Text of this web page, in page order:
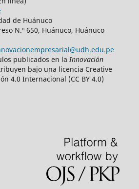
de Huánuco
N.º 650, Huánuco, Huánuco
publicados en la Innovación
bajo una licencia Creative
4.0 Internacional (CC BY 4.0)